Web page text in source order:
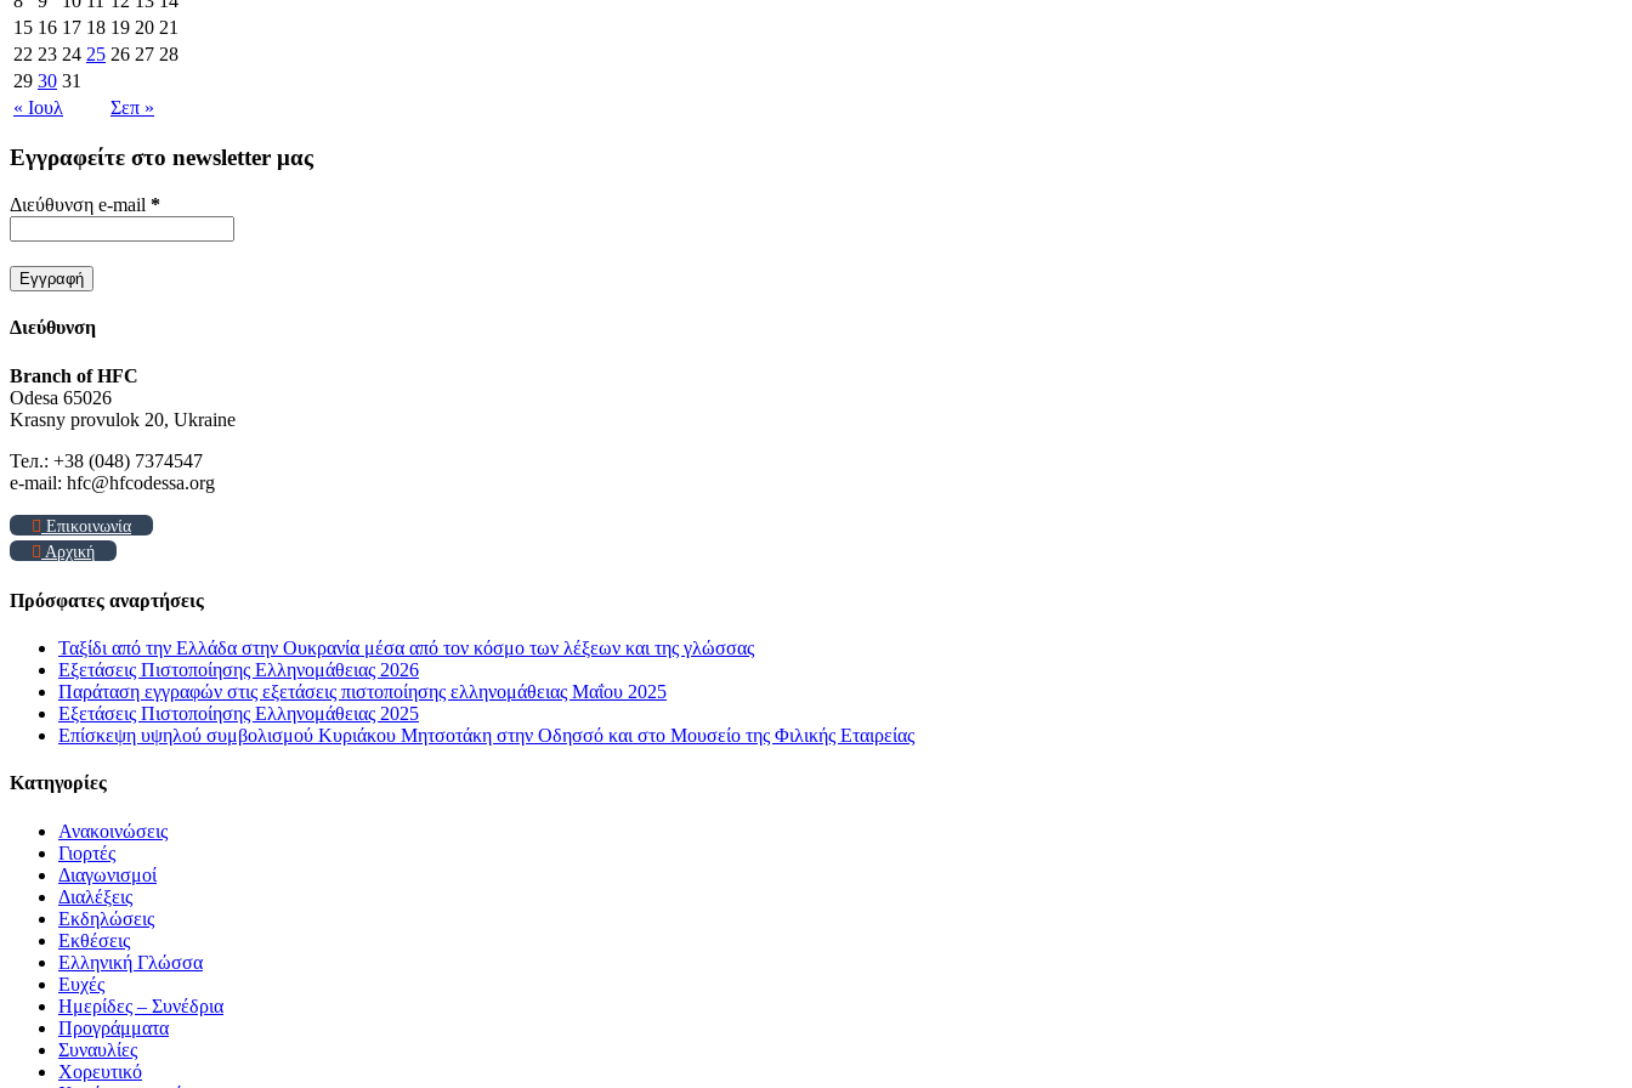
« Ιουλ Σεπ »
15 16 17 18 19 20 21
22 23 24 25 26 27 28
29 30 31
Εγγραφείτε στο newsletter μας
Διεύθυνση e-mail *
Διεύθυνση
Branch of HFC
Odesa 65026
Krasny provulok 20, Ukraine
Тел.: +38 (048) 7374547
e-mail: hfc@hfcodessa.org
Επικοινωνία
Αρχική
Πρόσφατες αναρτήσεις
Ταξίδι από την Ελλάδα στην Ουκρανία μέσα από τον κόσμο των λέξεων και της γλώσσας
Εξετάσεις Πιστοποίησης Ελληνομάθειας 2026
Παράταση εγγραφών στις εξετάσεις πιστοποίησης ελληνομάθειας Μαΐου 2025
Εξετάσεις Πιστοποίησης Ελληνομάθειας 2025
Επίσκεψη υψηλού συμβολισμού Κυριάκου Μητσοτάκη στην Οδησσό και στο Μουσείο της Φιλικής Εταιρείας
Kατηγορίες
Ανακοινώσεις
Γιορτές
Διαγωνισμοί
Διαλέξεις
Εκδηλώσεις
Εκθέσεις
Ελληνική Γλώσσα
Ευχές
Ημερίδες – Συνέδρια
Προγράμματα
Συναυλίες
Χορευτικό